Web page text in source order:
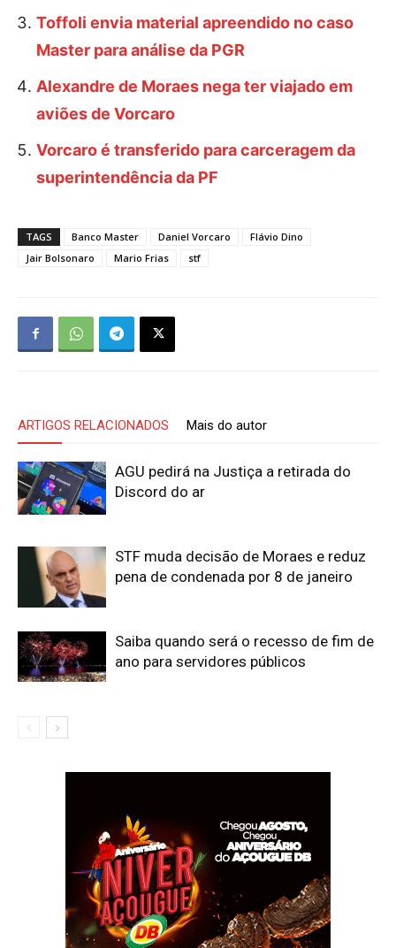
Toffoli envia material apreendido no caso
Master para análise da PGR
Alexandre de Moraes nega ter viajado em
aviões de Vorcaro
Vorcaro é transferido para carceragem da
superintendência da PF
TAGS Banco Master Daniel Vorcaro
Flávio Dino
Jair Bolsonaro
Mario Frias stf
ARTIGOS RELACIONADOS Mais do autor
AGU pedirá na Justiça a retirada do
Discord do ar
STF muda decisão de Moraes e reduz
pena de condenada por 8 de janeiro
Saiba quando será o recesso de fim de
ano para servidores públicos